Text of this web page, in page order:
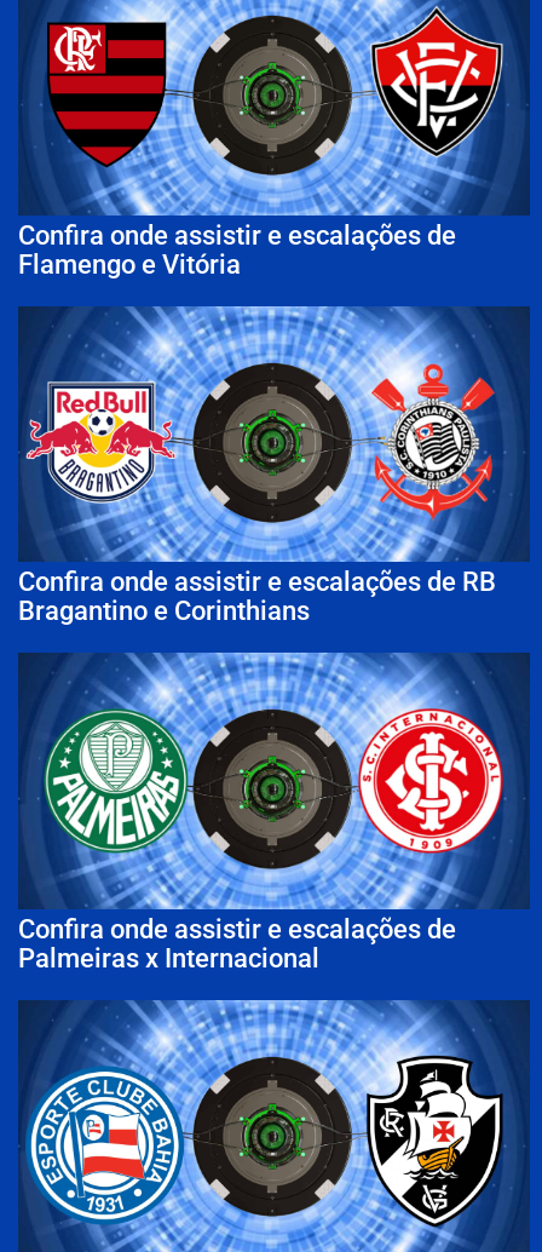
Confira onde assistir e escalações de
Flamengo e Vitória
Confira onde assistir e escalações de RB
Bragantino e Corinthians
Confira onde assistir e escalações de
Palmeiras x Internacional